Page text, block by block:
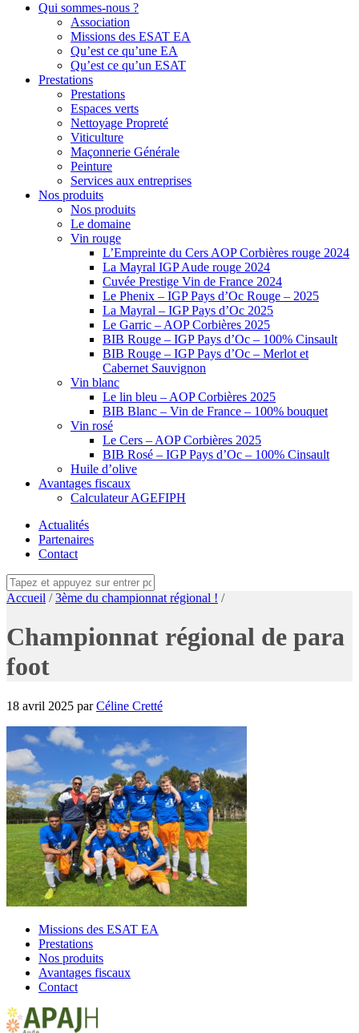
Qui sommes-nous ?
Association
Missions des ESAT EA
Qu’est ce qu’une EA
Qu’est ce qu’un ESAT
Prestations
Prestations
Espaces verts
Nettoyage Propreté
Viticulture
Maçonnerie Générale
Peinture
Services aux entreprises
Nos produits
Nos produits
Le domaine
Vin rouge
L’Empreinte du Cers AOP Corbières rouge 2024
La Mayral IGP Aude rouge 2024
Cuvée Prestige Vin de France 2024
Le Phenix – IGP Pays d’Oc Rouge – 2025
La Mayral – IGP Pays d’Oc 2025
Le Garric – AOP Corbières 2025
BIB Rouge – IGP Pays d’Oc – 100% Cinsault
BIB Rouge – IGP Pays d’Oc – Merlot et
Cabernet Sauvignon
Vin blanc
Le lin bleu – AOP Corbières 2025
BIB Blanc – Vin de France – 100% bouquet
Vin rosé
Le Cers – AOP Corbières 2025
BIB Rosé – IGP Pays d’Oc – 100% Cinsault
Huile d’olive
Avantages fiscaux
Calculateur AGEFIPH
Actualités
Partenaires
Contact
Accueil /3ème du championnat régional ! /
Championnat régional de para
foot
18 avril 2025 parCéline Cretté
Missions des ESAT EA
Prestations
Nos produits
Avantages fiscaux
Contact